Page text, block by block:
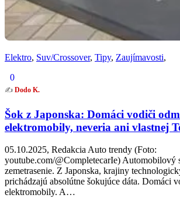
Elektro, Suv/Crossover, Tipy, Zaujímavosti,
0
✍️ Dodo K.
Šok z Japonska: Domáci vodiči
elektromobily, neveria ani vlastnej
05.10.2025, Redakcia Auto trendy (Foto:
youtube.com/@CompletecarIe) Automobilový
zemetrasenie. Z Japonska, krajiny
prichádzajú absolútne šokujúce dáta. Domáci
elektromobily. A…